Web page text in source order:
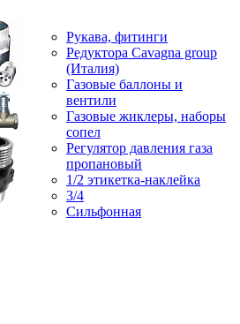
Рукава, фитинги
Редуктора Cavagna group
(Италия)
Газовые баллоны и
вентили
Газовые жиклеры, наборы
сопел
Регулятор давления газа
пропановый
1/2 этикетка-наклейка
3/4
Сильфонная